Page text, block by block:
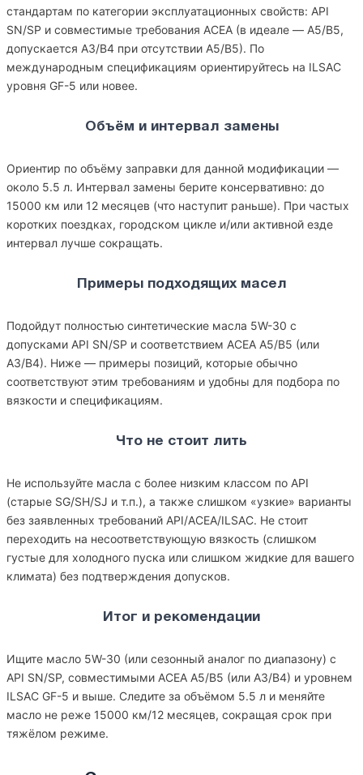
стандартам по категории эксплуатационных свойств: API
SN/SP и совместимые требования ACEA (в идеале — A5/B5,
допускается A3/B4 при отсутствии A5/B5). По
международным спецификациям ориентируйтесь на ILSAC
уровня GF-5 или новее.
Объём и интервал замены
Ориентир по объёму заправки для данной модификации —
около 5.5 л. Интервал замены берите консервативно: до
15000 км или 12 месяцев (что наступит раньше). При частых
коротких поездках, городском цикле и/или активной езде
интервал лучше сокращать.
Примеры подходящих масел
Подойдут полностью синтетические масла 5W-30 с
допусками API SN/SP и соответствием ACEA A5/B5 (или
A3/B4). Ниже — примеры позиций, которые обычно
соответствуют этим требованиям и удобны для подбора по
вязкости и спецификациям.
Что не стоит лить
Не используйте масла с более низким классом по API
(старые SG/SH/SJ и т.п.), а также слишком «узкие» варианты
без заявленных требований API/ACEA/ILSAC. Не стоит
переходить на несоответствующую вязкость (слишком
густые для холодного пуска или слишком жидкие для вашего
климата) без подтверждения допусков.
Итог и рекомендации
Ищите масло 5W-30 (или сезонный аналог по диапазону) с
API SN/SP, совместимыми ACEA A5/B5 (или A3/B4) и уровнем
ILSAC GF-5 и выше. Следите за объёмом 5.5 л и меняйте
масло не реже 15000 км/12 месяцев, сокращая срок при
тяжёлом режиме.